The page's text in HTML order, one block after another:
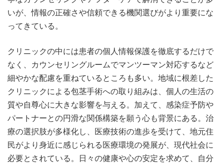
いが、情報の正確さや信頼できる機関選びがより重要にな
ってきている。
クリニックの中には患者の個人情報保護を徹底するだけで
なく、カウンセリングルームでマンツーマン対応するなど
細やかな配慮を重ねているところも多い。地域に根差した
クリニックによる包茎手術への取り組みは、個人の生活の
質や自尊心に大きな影響を与える。加えて、感染症予防や
パートナーとの円滑な関係構築を願う心も背景にある。治
療の選択肢が多様化し、医療技術の進歩を受けて、地元住
民がより身近に感じられる医療環境の発展が、現代社会に
必要とされている。日々の健康や心の安定を求めて、自分